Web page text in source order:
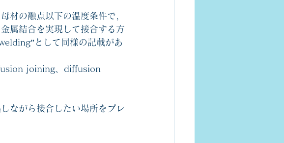
の融点以下の温度条件で，
属結合を実現して接合する方
として同様の記載があ
joining、diffusion
ながら接合したい場所をプレ